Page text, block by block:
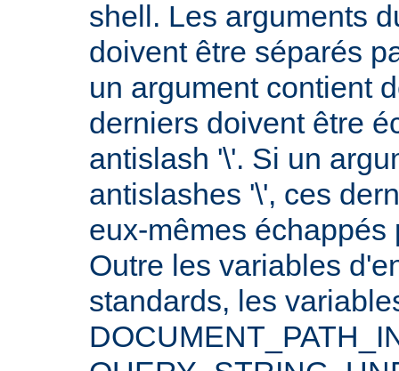
shell. Les arguments
doivent être séparés
un argument contient
derniers doivent être
antislash '\'. Si un
antislashes '\', ces
eux-mêmes échappés
Outre les variables
standards, les